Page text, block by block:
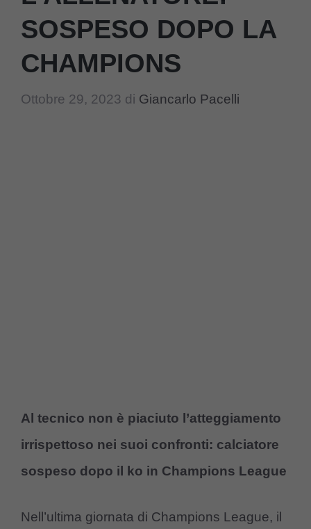
SOSPESO DOPO LA
CHAMPIONS
Ottobre 29, 2023 di Giancarlo Pacelli
Al tecnico non è piaciuto l’atteggiamento
irrispettoso nei suoi confronti: calciatore
sospeso dopo il ko in Champions League
Nell’ultima giornata di Champions League, il